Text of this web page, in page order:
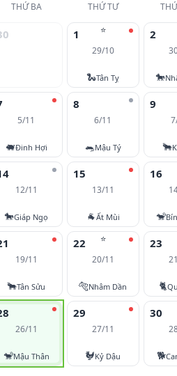
THỨ BA THỨ TƯ
⭐
1
29/10
🐍Tân Tỵ
2
🐎
5/11
🐖Đinh Hợi
8
6/11
🐀Mậu Tý
9
🐂
12/11
🐎Giáp Ngọ
15
13/11
🐐Ất Mùi
16
🐒
19/11
🐂Tân Sửu
⭐
22
20/11
🐅Nhâm Dần
23
🐈
26/11
🐒Mậu Thân
29
27/11
🐓Kỷ Dậu
30
🐕